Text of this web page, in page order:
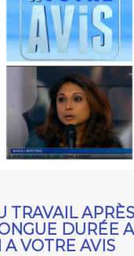
TRAVAIL
DURÉE
VOTRE AVIS